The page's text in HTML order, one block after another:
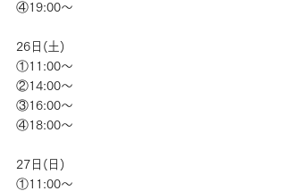
④19:00～
26日(土)
①11:00～
②14:00～
③16:00～
④18:00～
27日(日)
①11:00～